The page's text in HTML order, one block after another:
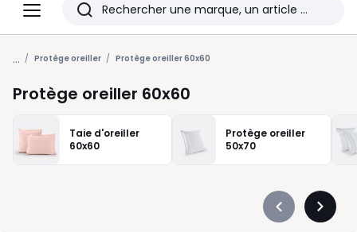
Menu
Redoute
Rechercher
Les
derniers
articles
consultés
... Protège oreiller Protège oreiller 60x60
Protège oreiller 60x60
Taie d'oreiller
60x60
Protège oreiller
50x70
Précédent